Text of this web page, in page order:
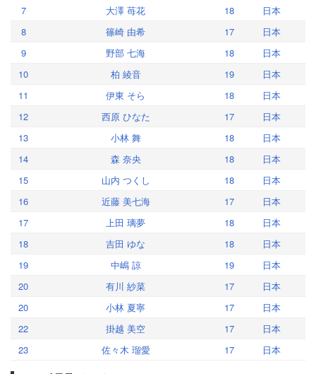
7
大澤 苺花 18
日本
8
篠崎 由希 17
日本
9
野部 七海 18
日本
10
柏 綾音 19
日本
11
伊東 そら 18
日本
12
西原 ひなた 17
日本
13
小林 舞 18
日本
14
森 奈央 18
日本
15
山内 つくし 18
日本
16
近藤 美七海 17
日本
17
上田 璃夢 18
日本
18
吉田 ゆな 18
日本
19
中嶋 諒 19
日本
20
有川 紗菜 17
日本
20
小林 夏寧 17
日本
22
掛越 美空 17
日本
23
佐々木 瑠愛 17 日本